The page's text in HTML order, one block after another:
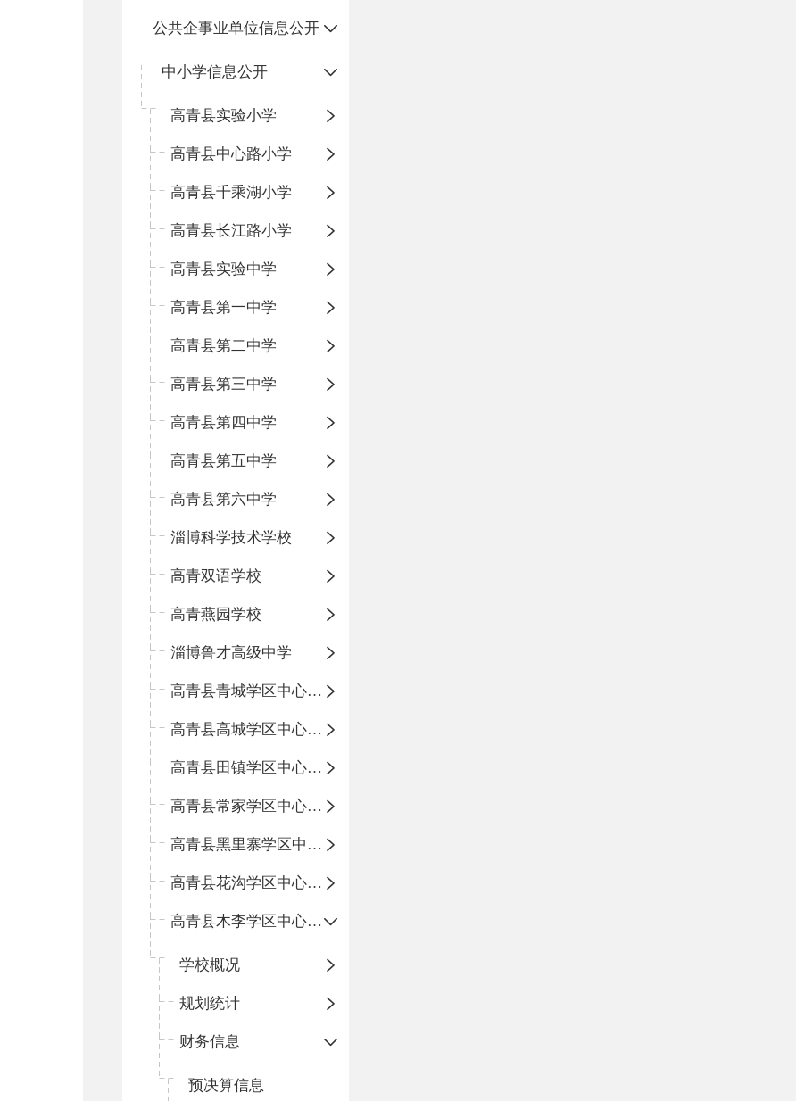
公共企事业单位信息公开
中小学信息公开
高青县实验小学
高青县中心路小学
高青县千乘湖小学
高青县长江路小学
高青县实验中学
高青县第一中学
高青县第二中学
高青县第三中学
高青县第四中学
高青县第五中学
高青县第六中学
淄博科学技术学校
高青双语学校
高青燕园学校
淄博鲁才高级中学
高青县青城学区中心小学
高青县高城学区中心小学
高青县田镇学区中心小学
高青县常家学区中心小学
高青县黑里寨学区中心小学
高青县花沟学区中心小学
高青县木李学区中心小学
学校概况
规划统计
财务信息
预决算信息